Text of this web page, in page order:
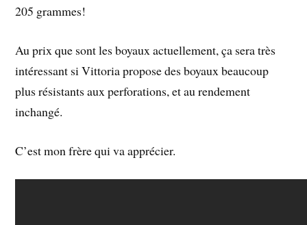
205 grammes!
Au prix que sont les boyaux actuellement, ça sera très
intéressant si Vittoria propose des boyaux beaucoup
plus résistants aux perforations, et au rendement
inchangé.
C’est mon frère qui va apprécier.